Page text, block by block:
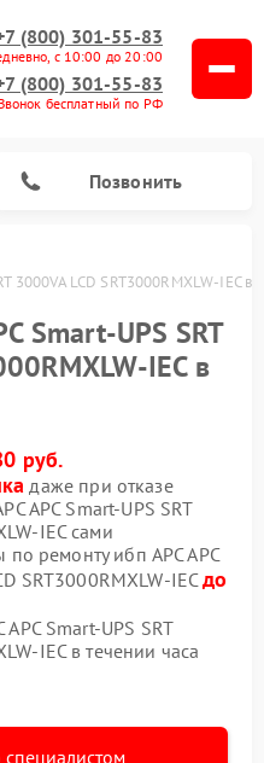
(800) 301-55-83
с 10:00 до 20:00
(800) 301-55-83
бесплатный по РФ
Позвонить
3000VA LCD SRT3000RMXLW-IEC в
Smart-UPS SRT
IEC в
руб.
даже при отказе
APC Smart-UPS SRT
IEC сами
ремонту ибп APC APC
SRT3000RMXLW-IECдо
Smart-UPS SRT
IEC в течении часа
специалистом